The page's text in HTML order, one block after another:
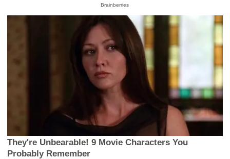
Brainberries
They're Unbearable! 9 Movie Characters You
Probably Remember